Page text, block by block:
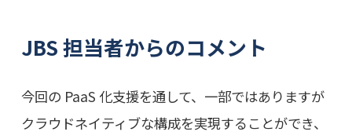
JBS 担当者からのコメント
今回の PaaS 化支援を通して、一部ではありますが
クラウドネイティブな構成を実現することができ、